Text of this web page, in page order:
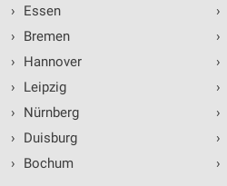
›
Essen
›
Bremen
›
Hannover
›
Leipzig
›
Nürnberg
›
Duisburg
›
Bochum
›
›
›
›
›
›
›